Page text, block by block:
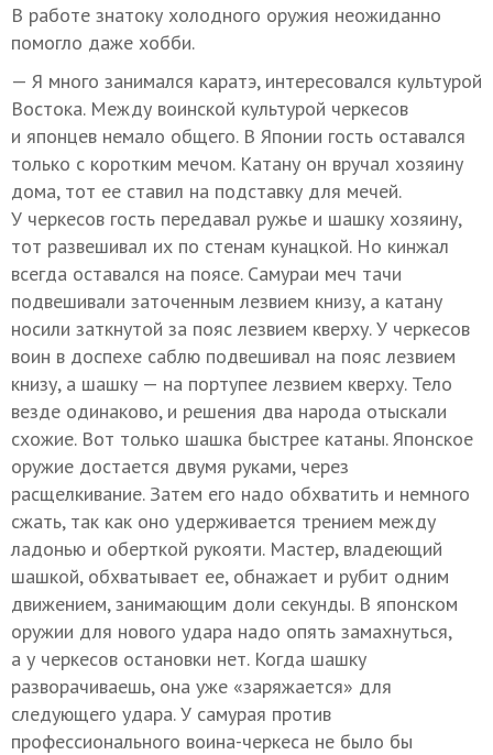
В работе знатоку холодного оружия неожиданно
помогло даже хобби.
— Я много занимался каратэ, интересовался культурой
Востока. Между воинской культурой черкесов
и японцев немало общего. В Японии гость оставался
только с коротким мечом. Катану он вручал хозяину
дома, тот ее ставил на подставку для мечей.
У черкесов гость передавал ружье и шашку хозяину,
тот развешивал их по стенам кунацкой. Но кинжал
всегда оставался на поясе. Самураи меч тачи
подвешивали заточенным лезвием книзу, а катану
носили заткнутой за пояс лезвием кверху. У черкесов
воин в доспехе саблю подвешивал на пояс лезвием
книзу, а шашку — на портупее лезвием кверху. Тело
везде одинаково, и решения два народа отыскали
схожие. Вот только шашка быстрее катаны. Японское
оружие достается двумя руками, через
расщелкивание. Затем его надо обхватить и немного
сжать, так как оно удерживается трением между
ладонью и оберткой рукояти. Мастер, владеющий
шашкой, обхватывает ее, обнажает и рубит одним
движением, занимающим доли секунды. В японском
оружии для нового удара надо опять замахнуться,
а у черкесов остановки нет. Когда шашку
разворачиваешь, она уже «заряжается» для
следующего удара. У самурая против
профессионального воина-черкеса не было бы